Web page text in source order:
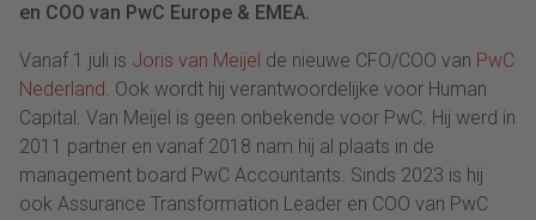
en COO van PwC Europe & EMEA.
Vanaf 1 juli is Joris van Meijel de nieuwe CFO/COO van PwC
Nederland. Ook wordt hij verantwoordelijke voor Human
Capital. Van Meijel is geen onbekende voor PwC. Hij werd in
2011 partner en vanaf 2018 nam hij al plaats in de
management board PwC Accountants. Sinds 2023 is hij
ook Assurance Transformation Leader en COO van PwC